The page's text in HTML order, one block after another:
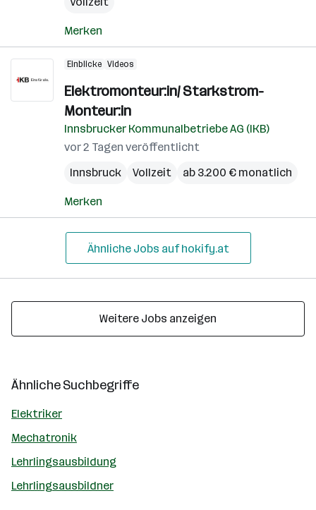
Merken
Einblicke Videos
Elektromonteur:in/ Starkstrom-
Monteur:in
Innsbrucker Kommunalbetriebe AG (IKB)
vor 2 Tagen veröffentlicht
Innsbruck
Vollzeit ab 3.200 € monatlich
Merken
Ähnliche Jobs auf hokify.at
Weitere Jobs anzeigen
Ähnliche Suchbegriffe
Elektriker
Mechatronik
Lehrlingsausbildung
Lehrlingsausbildner